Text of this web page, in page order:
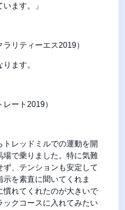
ます。」
リティーエス2019）
ます。
ート2019）
トレッドミルでの運動を開
場で乗りました。特に気難
ず、テンションも安定して
を素直に聞いてくれま
慣れてくれたのが大きいで
ックコースに入れてみたい